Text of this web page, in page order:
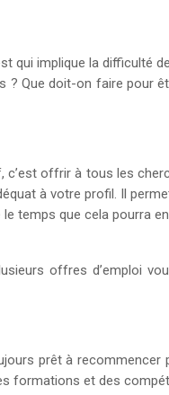
qui implique la difficulté
Que doit-on faire pour
offrir à tous les
à votre profil. Il
temps que cela pourra
offres d’emploi
prêt à recommencer
formations et des